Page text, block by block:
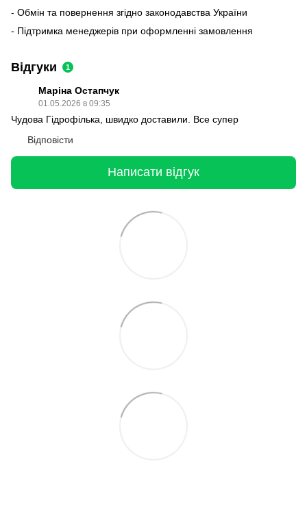
- Обмін та повернення згідно законодавства України
- Підтримка менеджерів при оформленні замовлення
Відгуки 1
Маріна Остапчук
01.05.2026 в 09:35
Чудова Гідрофілька, швидко доставили. Все супер
Відповісти
Написати відгук